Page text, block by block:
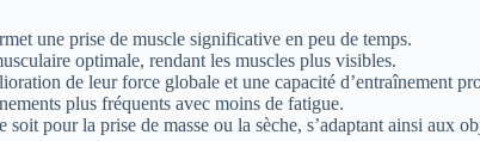
une prise de muscle significative en peu de temps.
optimale, rendant les muscles plus visibles.
de leur force globale et une capacité d’entraînement
plus fréquents avec moins de fatigue.
pour la prise de masse ou la sèche, s’adaptant ainsi aux